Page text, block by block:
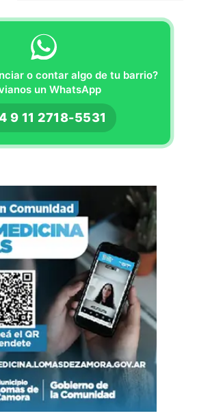
o contar algo de tu barrio?
un WhatsApp
9 11 2718-5531